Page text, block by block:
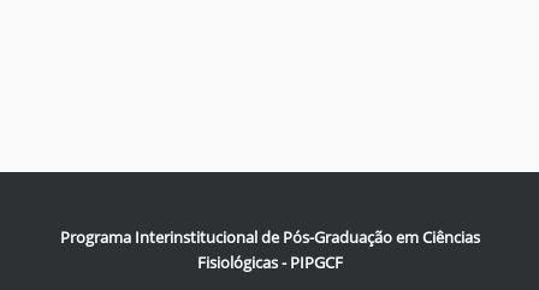
Programa Interinstitucional de Pós-Graduação em Ciências
Fisiológicas - PIPGCF